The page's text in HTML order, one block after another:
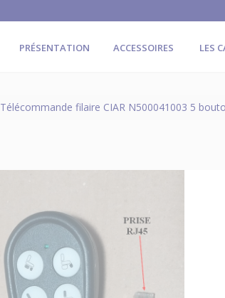
PRÉSENTATION ACCESSOIRES LES
Télécommande filaire CIAR N500041003 5